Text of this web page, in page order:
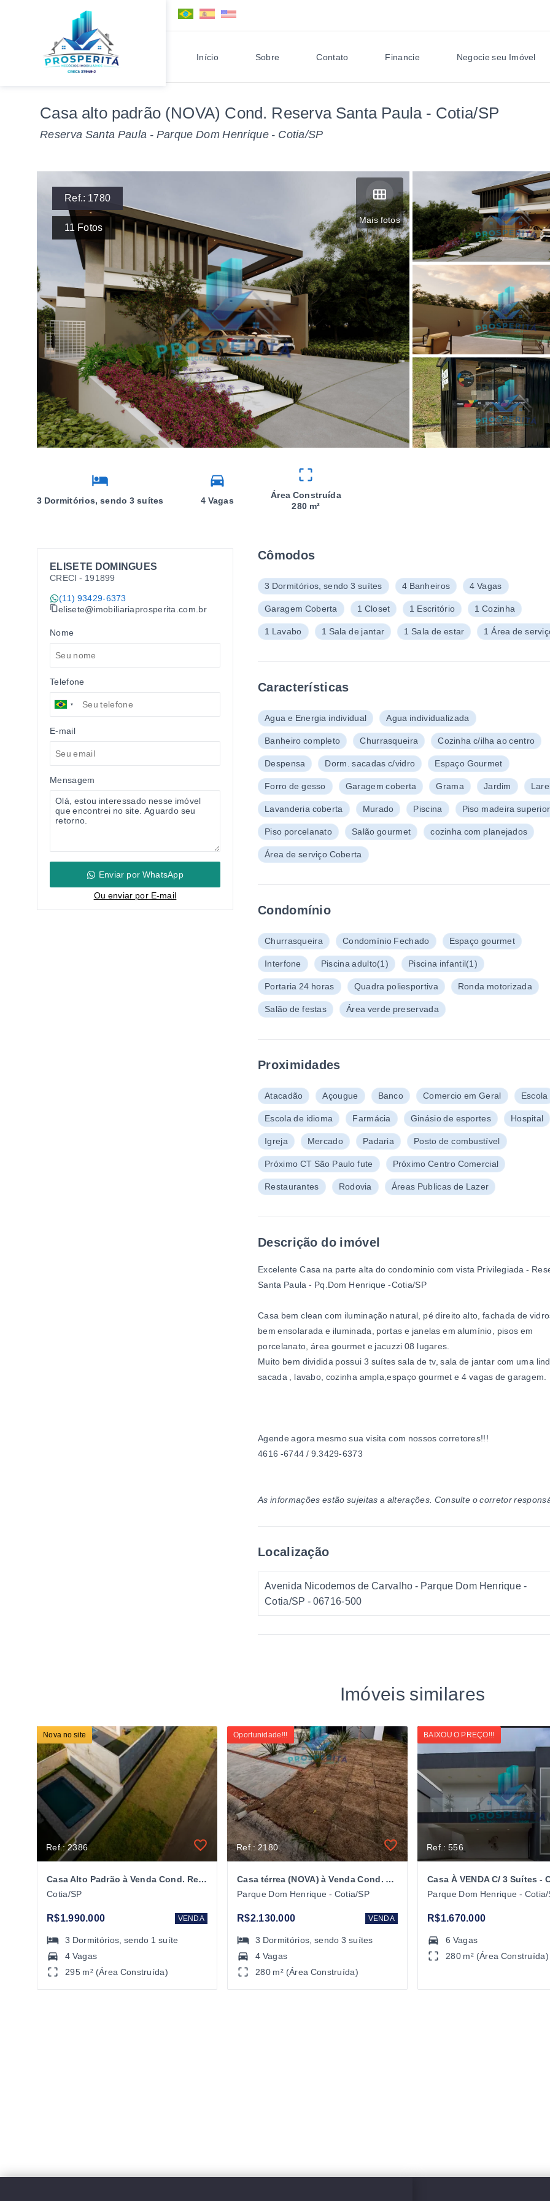
Início Sobre Contato Financie Negocie seu Imóvel
Casa alto padrão (NOVA) Cond. Reserva Santa Paula - Cotia/SP
Reserva Santa Paula - Parque Dom Henrique - Cotia/SP
Mais fotos
Ref.: 1780
11 Fotos
3 Dormitórios, sendo 3 suítes 4 Vagas
Área Construída
280 m²
ELISETE DOMINGUES
CRECI - 191899
(11) 93429-6373
elisete@imobiliariaprosperita.com.br
Nome
Telefone
E-mail
Mensagem
Enviar por WhatsApp
Ou enviar por E-mail
Cômodos
3 Dormitórios, sendo 3 suítes 4 Banheiros 4 Vagas
Garagem Coberta 1 Closet 1 Escritório 1 Cozinha
1 Lavabo 1 Sala de jantar 1 Sala de estar 1 Área de
Características
Agua e Energia individual Agua individualizada
Banheiro completo Churrasqueira Cozinha c/ilha ao centro
Despensa Dorm. sacadas c/vidro Espaço Gourmet
Forro de gesso Garagem coberta Grama Jardim
Lavanderia coberta Murado Piscina Piso madeira superior
Piso porcelanato Salão gourmet cozinha com planejados
Área de serviço Coberta
Condomínio
Churrasqueira Condomínio Fechado Espaço gourmet
Interfone Piscina adulto(1) Piscina infantil(1)
Portaria 24 horas Quadra poliesportiva Ronda motorizada
Salão de festas Área verde preservada
Proximidades
Atacadão Açougue Banco Comercio em Geral Escola
Escola de idioma Farmácia Ginásio de esportes Hospital
Igreja Mercado Padaria Posto de combustível
Próximo CT São Paulo fute Próximo Centro Comercial
Restaurantes Rodovia Áreas Publicas de Lazer
Descrição do imóvel
Excelente Casa na parte alta do condominio com vista Privilegiada -
Santa Paula - Pq.Dom Henrique -Cotia/SP
Casa bem clean com iluminação natural, pé direito alto, fachada de
bem ensolarada e iluminada, portas e janelas em alumínio, pisos em
porcelanato, área gourmet e jacuzzi 08 lugares.
Muito bem dividida possui 3 suítes sala de tv, sala de jantar com uma
sacada , lavabo, cozinha ampla,espaço gourmet e 4 vagas de garagem.
Agende agora mesmo sua visita com nossos corretores!!!
4616 -6744 / 9.3429-6373
As informações estão sujeitas a alterações. Consulte o corretor
Localização
Avenida Nicodemos de Carvalho - Parque Dom Henrique -
Cotia/SP - 06716-500
Imóveis similares
Nova no site
Ref.: 2386
Casa Alto Padrão à Venda Cond. Reserva Santa Paula - Cotia/SP
Cotia/SP
R$1.990.000 VENDA
3 Dormitórios , sendo 1 suíte
4 Vagas
295 m² (Área Construída)
Oportunidade!!!
Ref.: 2180
Casa térrea (NOVA) à Venda Cond. Reserva Santa Paula - Cotia/SP
Parque Dom Henrique - Cotia/SP
R$2.130.000 VENDA
3 Dormitórios , sendo3 suítes
4 Vagas
280 m² (Área Construída)
BAIXOU O PREÇO!!!
Ref.: 556
Parque Dom Henrique - Cotia/
R$1.670.000
6 Vagas
280 m² (Área Construída)